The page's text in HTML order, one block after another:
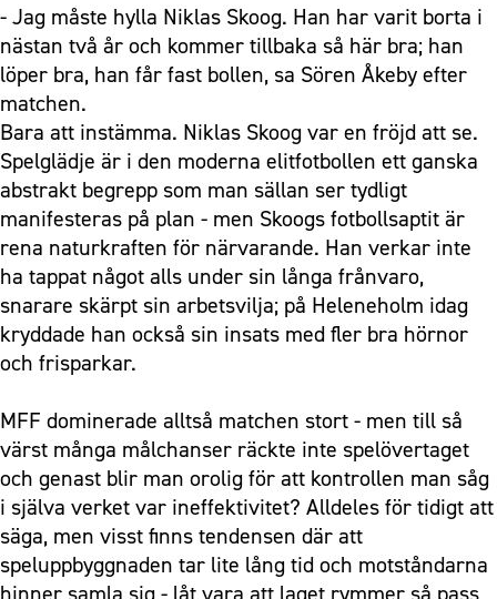
- Jag måste hylla Niklas Skoog. Han har varit borta i
nästan två år och kommer tillbaka så här bra; han
löper bra, han får fast bollen, sa Sören Åkeby efter
matchen.
Bara att instämma. Niklas Skoog var en fröjd att se.
Spelglädje är i den moderna elitfotbollen ett ganska
abstrakt begrepp som man sällan ser tydligt
manifesteras på plan - men Skoogs fotbollsaptit är
rena naturkraften för närvarande. Han verkar inte
ha tappat något alls under sin långa frånvaro,
snarare skärpt sin arbetsvilja; på Heleneholm idag
kryddade han också sin insats med fler bra hörnor
och frisparkar.
MFF dominerade alltså matchen stort - men till så
värst många målchanser räckte inte spelövertaget
och genast blir man orolig för att kontrollen man såg
i själva verket var ineffektivitet? Alldeles för tidigt att
säga, men visst finns tendensen där att
speluppbyggnaden tar lite lång tid och motståndarna